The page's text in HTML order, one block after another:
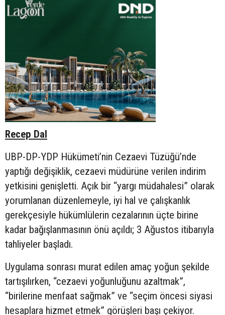
Recep Dal
UBP-DP-YDP Hükümeti’nin Cezaevi Tüzüğü’nde
yaptığı değişiklik, cezaevi müdürüne verilen indirim
yetkisini genişletti. Açık bir “yargı müdahalesi” olarak
yorumlanan düzenlemeyle, iyi hal ve çalışkanlık
gerekçesiyle hükümlülerin cezalarının üçte birine
kadar bağışlanmasının önü açıldı; 3 Ağustos itibarıyla
tahliyeler başladı.
Uygulama sonrası murat edilen amaç yoğun şekilde
tartışılırken, “cezaevi yoğunluğunu azaltmak”,
“birilerine menfaat sağmak” ve “seçim öncesi siyasi
hesaplara hizmet etmek” görüşleri başı çekiyor.